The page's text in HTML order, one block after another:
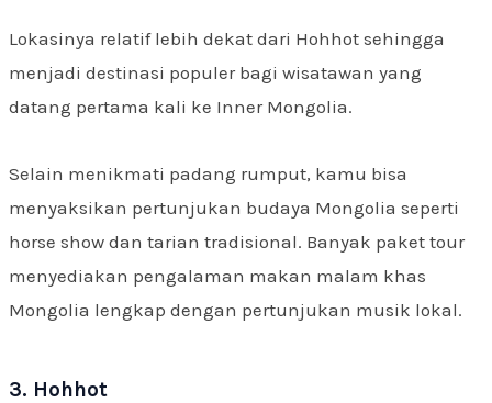
Lokasinya relatif lebih dekat dari Hohhot sehingga
menjadi destinasi populer bagi wisatawan yang
datang pertama kali ke Inner Mongolia.
Selain menikmati padang rumput, kamu bisa
menyaksikan pertunjukan budaya Mongolia seperti
horse show dan tarian tradisional. Banyak paket tour
menyediakan pengalaman makan malam khas
Mongolia lengkap dengan pertunjukan musik lokal.
3. Hohhot